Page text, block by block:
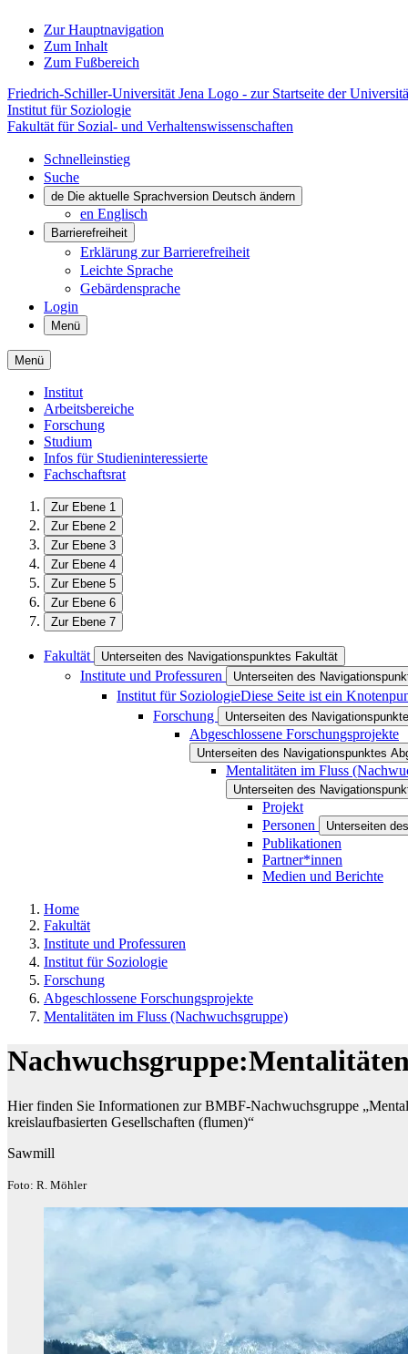
Zur Hauptnavigation
Zum Inhalt
Zum Fußbereich
Friedrich-Schiller-Universität Jena Logo - zur Startseite der
Institut für Soziologie
Fakultät für Sozial- und Verhaltenswissenschaften
Schnelleinstieg
Suche
de Die aktuelle Sprachversion Deutsch ändern
en Englisch
Barrierefreiheit
Erklärung zur Barrierefreiheit
Leichte Sprache
Gebärdensprache
Login
Menü
Menü
Institut
Arbeitsbereiche
Forschung
Studium
Infos für Studieninteressierte
Fachschaftsrat
Zur Ebene 1
Zur Ebene 2
Zur Ebene 3
Zur Ebene 4
Zur Ebene 5
Zur Ebene 6
Zur Ebene 7
Fakultät Unterseiten des Navigationspunktes Fakultät
Institute und Professuren Unterseiten des
Institut für SoziologieDiese Seite ist ein
Forschung
Unterseiten des
Abgeschlossene Forschungsprojekte
Unterseiten des Navigationspunktes
Mentalitäten im Fluss
Unterseiten des
Projekt
Personen
Unterseiten
Publikationen
Partner*innen
Medien und Berichte
Home
Fakultät
Institute und Professuren
Institut für Soziologie
Forschung
Abgeschlossene Forschungsprojekte
Mentalitäten im Fluss (Nachwuchsgruppe)
Hier finden Sie Informationen zur BMBF-Nachwuchsgruppe
kreislaufbasierten Gesellschaften (flumen)“
Sawmill
Foto: R. Möhler